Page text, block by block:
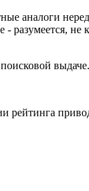
аналоги
- разумеется,
выдаче.
рейтинга